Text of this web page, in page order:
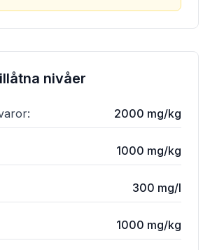
nivåer
: 2000 mg/kg
1000 mg/kg
300 mg/l
1000 mg/kg